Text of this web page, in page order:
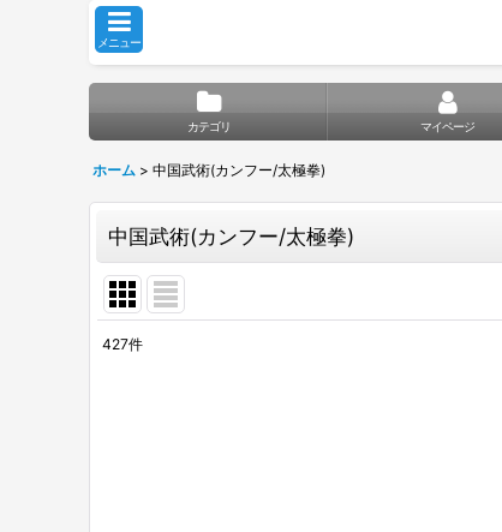
メニュー
カテゴリ マイページ
ホーム > 中国武術(カンフー/太極拳)
中国武術(カンフー/太極拳)
427件